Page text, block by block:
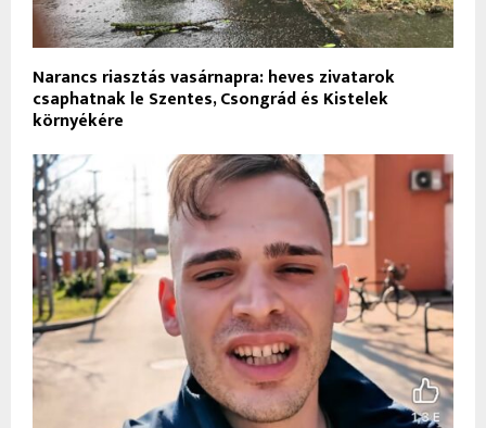
Narancs riasztás vasárnapra: heves zivatarok
csaphatnak le Szentes, Csongrád és Kistelek
környékére